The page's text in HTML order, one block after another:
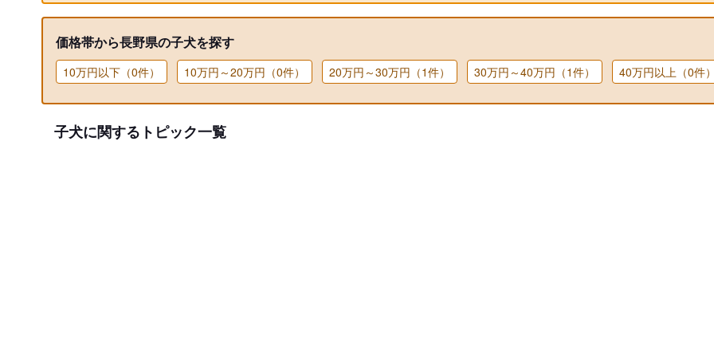
価格帯から長野県の子犬を探す
10万円以下（0件） 10万円～20万円（0件） 20万円～30万円（1件） 30万円～40万円（1件） 40万円以上（0件
子犬に関するトピック一覧